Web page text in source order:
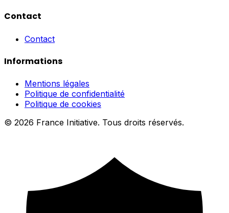
Contact
Contact
Informations
Mentions légales
Politique de confidentialité
Politique de cookies
© 2026 France Initiative. Tous droits réservés.